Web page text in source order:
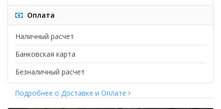
Оплата
Наличный расчет
Банковская карта
Безналичный расчет
Подробнее о Доставке и Оплате